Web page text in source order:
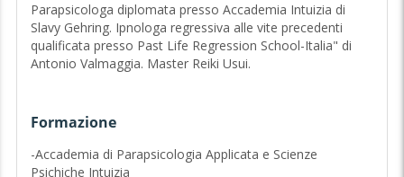
Parapsicologa diplomata presso Accademia Intuizia di
Slavy Gehring. Ipnologa regressiva alle vite precedenti
qualificata presso Past Life Regression School-Italia" di
Antonio Valmaggia. Master Reiki Usui.
Mi occupo prevalentemente di Channeling; Medianità;
immobili. Attraverso metodi mistici aiuto a raggiungere
obiettivi ed a superare blocchi e traumi utilizzando vari
Formazione
-Accademia di Parapsicologia Applicata e Scienze
Psichiche Intuizia